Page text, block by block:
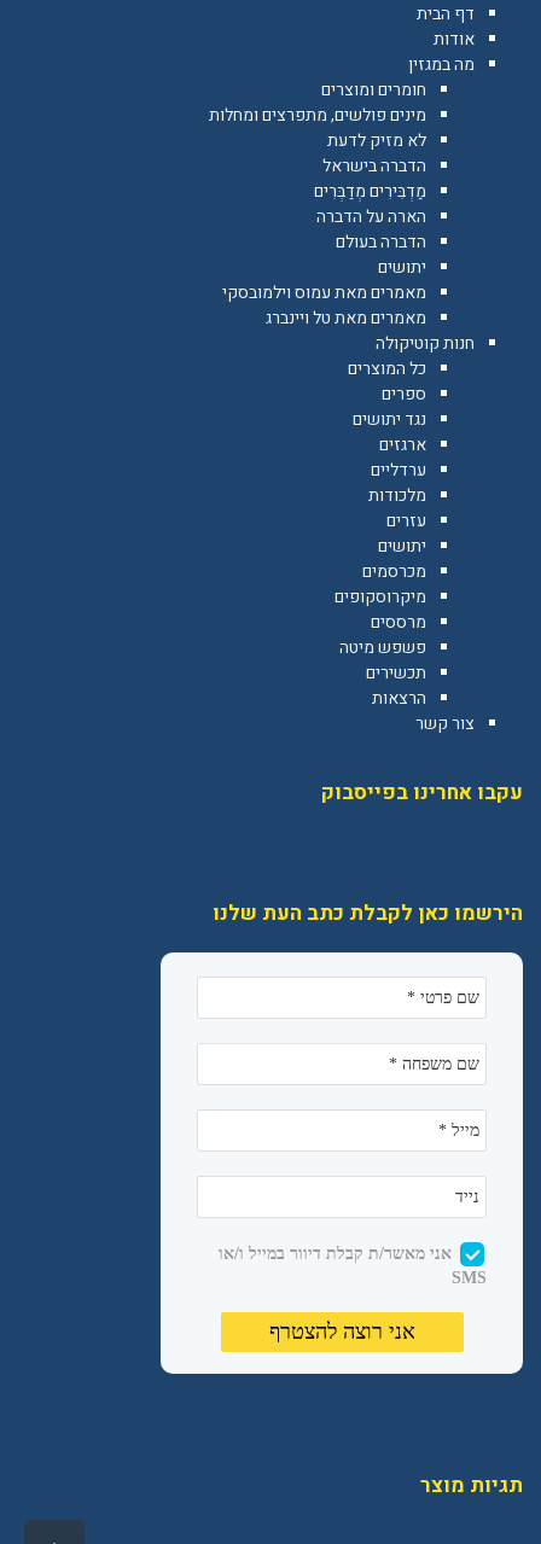
דף הבית
אודות
מה במגזין
חומרים ומוצרים
מינים פולשים, מתפרצים ומחלות
לא מזיק לדעת
הדברה בישראל
מַדְבִּירִים מְדַבְּרִים
הארה על הדברה
הדברה בעולם
יתושים
מאמרים מאת עמוס וילמובסקי
מאמרים מאת טל ויינברג
חנות קוטיקולה
כל המוצרים
ספרים
נגד יתושים
ארגזים
ערדליים
מלכודות
עזרים
יתושים
מכרסמים
מיקרוסקופים
מרססים
פשפש מיטה
תכשירים
הרצאות
צור קשר
עקבו אחרינו בפייסבוק
הירשמו כאן לקבלת כתב העת שלנו
תגיות מוצר